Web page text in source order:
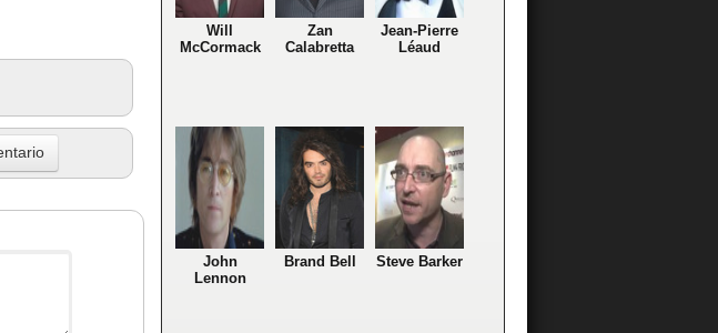
Will
McCormack
Zan
Calabretta
Jean-Pierre
Léaud
John
Lennon
Brand Bell Steve Barker